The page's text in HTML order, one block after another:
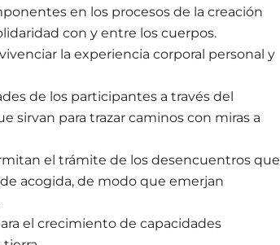
en los procesos de la creación
con y entre los cuerpos.
la experiencia corporal personal y
de los participantes a través del
sirvan para trazar caminos con miras a
el trámite de los desencuentros que
acogida, de modo que emerjan
el crecimiento de capacidades